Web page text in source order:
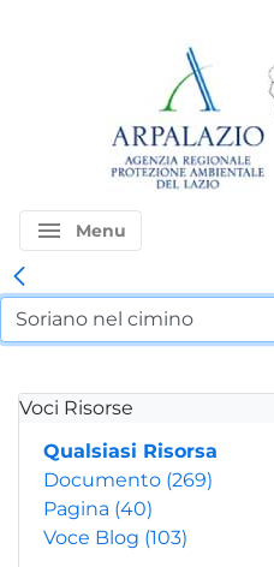
menu Menu
Voci Risorse
Qualsiasi Risorsa
Documento (269)
Pagina (40)
Voce Blog (103)